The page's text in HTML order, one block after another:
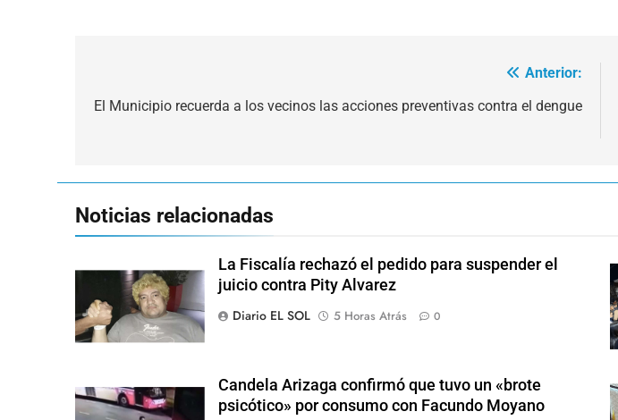
de
Anterior:
El Municipio recuerda a los vecinos las acciones preventivas contra el dengue
Noticias relacionadas
La Fiscalía rechazó el pedido para suspender el
juicio contra Pity Alvarez
Diario EL SOL
5 Horas Atrás 0
Candela Arizaga confirmó que tuvo un «brote
psicótico» por consumo con Facundo Moyano